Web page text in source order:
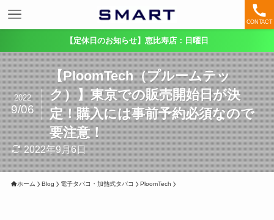
CONTACT
【定休日のお知らせ】恵比寿店：日曜日
【PloomTech（プルームテッ
ク）】東京での販売開始日が決
定！購入には事前予約必須なので
要注意！
2022
9/06
2022年9月6日
ホーム Blog 電子タバコ・加熱式タバコ PloomTech